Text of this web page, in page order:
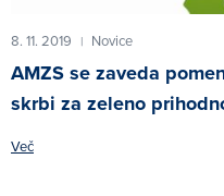
8. 11. 2019 | Novice
AMZS se zaveda
skrbi za zeleno
Več